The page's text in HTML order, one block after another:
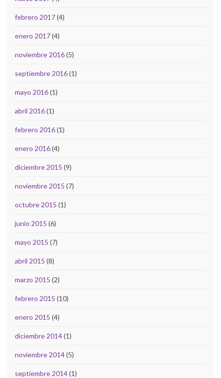
febrero 2017(4)
enero 2017(4)
noviembre 2016(5)
septiembre 2016(1)
mayo 2016(1)
abril 2016(1)
febrero 2016(1)
enero 2016(4)
diciembre 2015 (9)
noviembre 2015 (7)
octubre 2015 (1)
junio 2015 (6)
mayo 2015 (7)
abril 2015 (8)
marzo 2015 (2)
febrero 2015 (10)
enero 2015 (4)
diciembre 2014(1)
noviembre 2014(5)
septiembre 2014(1)